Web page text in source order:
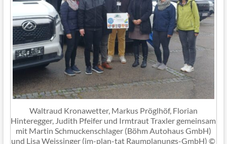
Waltraud Kronawetter, Markus Pröglhöf, Florian
Hinteregger, Judith Pfeifer und Irmtraut Traxler gemeinsam
mit Martin Schmuckenschlager (Böhm Autohaus GmbH)
und Lisa Weissinger (im-plan-tat Raumplanungs-GmbH) ©